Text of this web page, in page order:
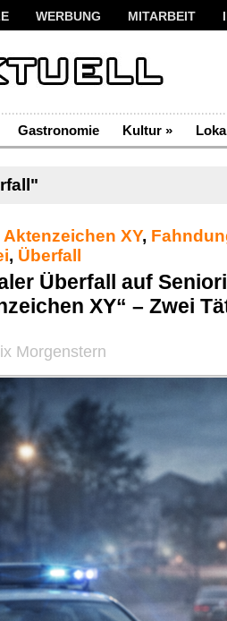
WERBUNG MITARBEIT
Gastronomie Kultur »
Aktenzeichen XY,
, Überfall
Überfall auf
XY“ – Zwei
Morgenstern